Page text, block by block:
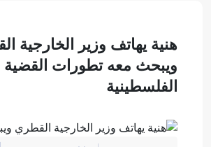
هنية يهاتف وزير الخارجية
ويبحث معه تطورات القضية
الفلسطينية